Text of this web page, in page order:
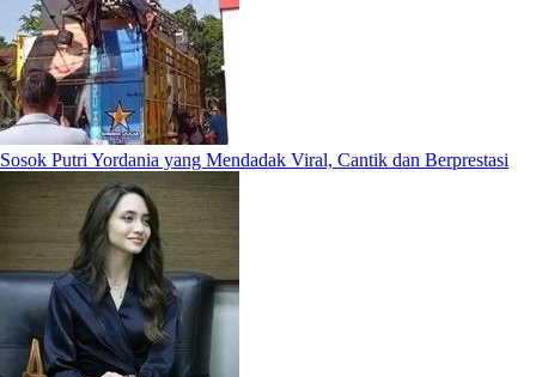
Sosok Putri Yordania yang Mendadak Viral, Cantik dan Berprestasi